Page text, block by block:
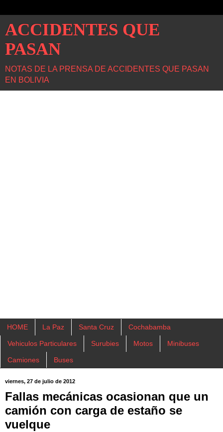
ACCIDENTES QUE
PASAN
NOTAS DE LA PRENSA DE ACCIDENTES QUE PASAN
EN BOLIVIA
HOME La Paz Santa Cruz Cochabamba
Vehiculos Particulares Surubies Motos Minibuses
Camiones Buses
viernes, 27 de julio de 2012
Fallas mecánicas ocasionan que un
camión con carga de estaño se
vuelque